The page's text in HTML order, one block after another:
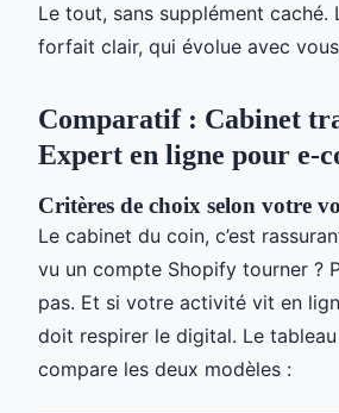
Le tout, sans supplément caché.
forfait clair, qui évolue avec
Comparatif : Cabinet
Expert en ligne pour e-
Critères de choix selon votre
Le cabinet du coin, c’est
vu un compte Shopify tourner ?
pas. Et si votre activité vit en
doit respirer le digital. Le
compare les deux modèles :